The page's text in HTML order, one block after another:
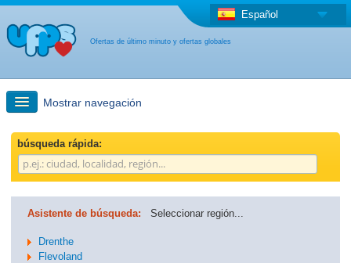
Ofertas de último minuto y ofertas globales
Español
Mostrar navegación
búsqueda rápida
Viajes: Búsqueda en el mapa
búsqueda rápida:
Asistente de búsqueda: Seleccionar región...
Drenthe
Flevoland